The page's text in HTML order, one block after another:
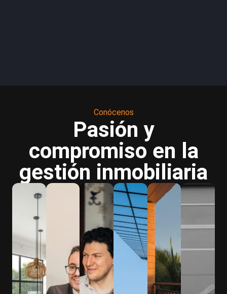
Conócenos
Pasión y
compromiso en la
gestión inmobiliaria